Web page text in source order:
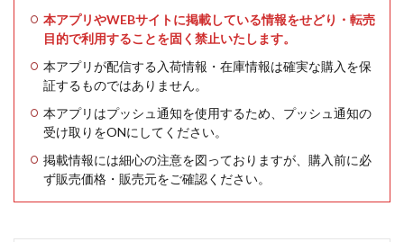
本アプリやWEBサイトに掲載している情報をせどり・転売
目的で利用することを固く禁止いたします。
本アプリが配信する入荷情報・在庫情報は確実な購入を保
証するものではありません。
本アプリはプッシュ通知を使用するため、プッシュ通知の
受け取りをONにしてください。
掲載情報には細心の注意を図っておりますが、購入前に必
ず販売価格・販売元をご確認ください。